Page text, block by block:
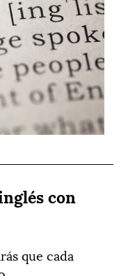
con
que cada